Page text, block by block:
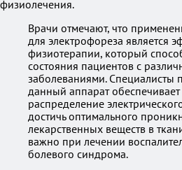
физиолечения.
Врачи отмечают, что
для электрофореза является
физиотерапии, который
состояния пациентов с
заболеваниями. Специалисты
данный аппарат
распределение
достичь оптимального
лекарственных веществ в
важно при лечении
болевого синдрома.